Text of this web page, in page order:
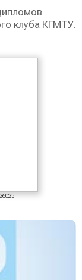
клуба КГМТУ.